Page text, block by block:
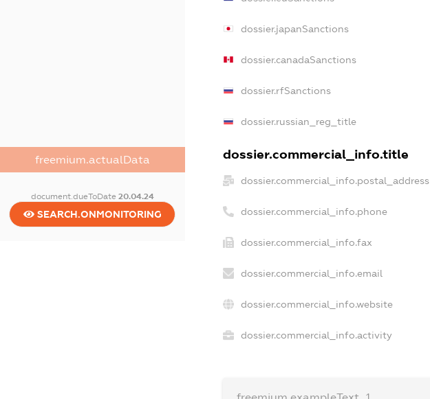
freemium.actualData
document.dueToDate 20.04.24
SEARCH.ONMONITORING
dossier.japanSanctions
dossier.canadaSanctions
dossier.rfSanctions
dossier.russian_reg_title
dossier.commercial_info.title
dossier.commercial_info.postal_address
dossier.commercial_info.phone
dossier.commercial_info.fax
dossier.commercial_info.email
dossier.commercial_info.website
dossier.commercial_info.activity